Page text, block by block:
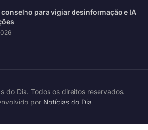
conselho para vigiar desinformação e IA
do Dia. Todos os direitos reservados.
por Notícias do Dia